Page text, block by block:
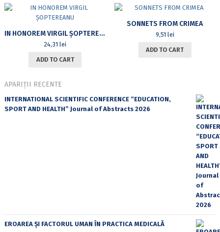
IN HONOREM VIRGIL ȘOPTEREANU
24,31lei
ADD TO CART
SONNETS FROM CRIMEA
9,51 lei
ADD TO CART
APARIȚII RECENTE
INTERNATIONAL SCIENTIFIC CONFERENCE “EDUCATION,
SPORT AND HEALTH” Journal of Abstracts 2026
EROAREA ȘI FACTORUL UMAN ÎN PRACTICA MEDICALĂ